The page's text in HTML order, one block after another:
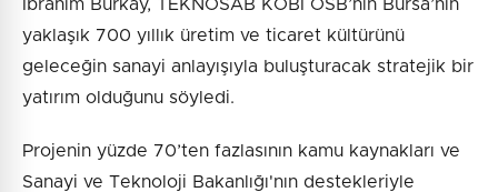
İbrahim Burkay, TEKNOSAB KOBİ OSB’nin Bursa’nın
yaklaşık 700 yıllık üretim ve ticaret kültürünü
geleceğin sanayi anlayışıyla buluşturacak stratejik bir
yatırım olduğunu söyledi.
Projenin yüzde 70’ten fazlasının kamu kaynakları ve
Sanayi ve Teknoloji Bakanlığı'nın destekleriyle